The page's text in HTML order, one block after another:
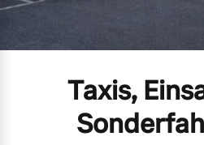
Aktuelle
Zubehörkatalog
Taxis,